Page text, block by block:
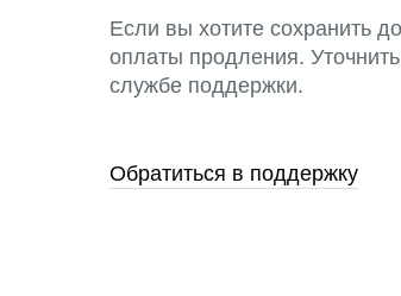
Если вы хотите сохранить
оплаты продления.
службе поддержки.
Обратиться в поддержку